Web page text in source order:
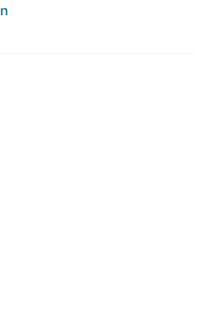
verlaat Rechtspraak.nl
- U verlaat Rechtspraak.nl
- U verlaat Rechtspraak.nl
- U verlaat Rechtspraak.nl
LinkedIn - U verlaat
hoogte' nieuwsbrief - U verlaat